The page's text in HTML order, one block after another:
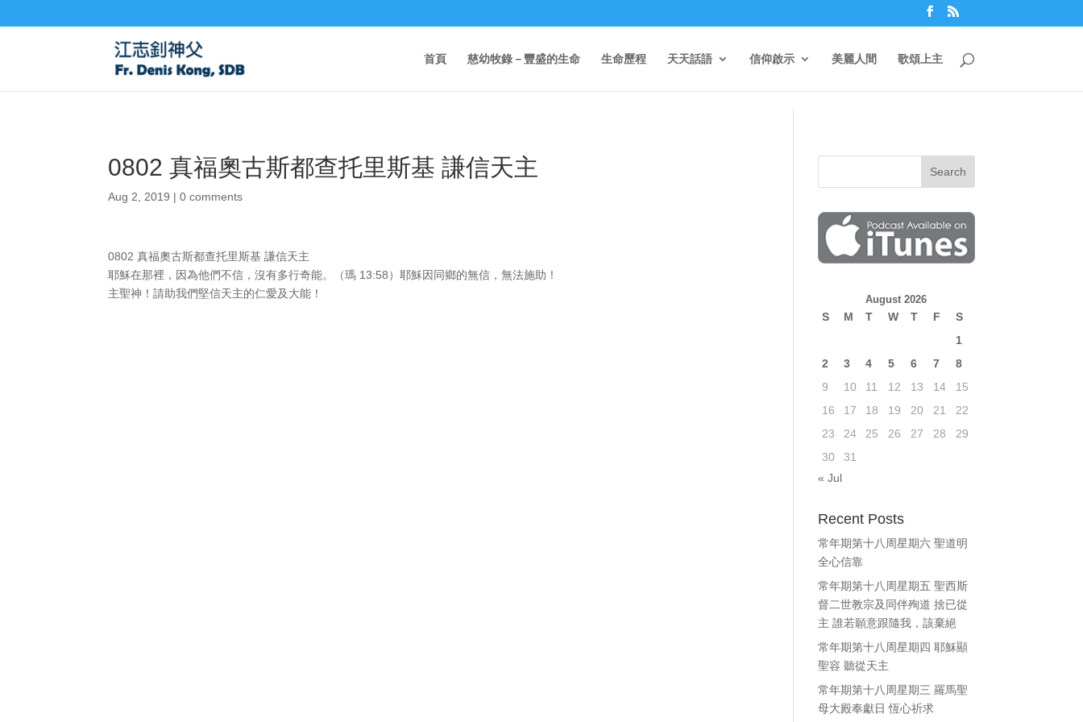
首頁 慈幼牧錄－豐盛的生命 生命歷程 天天話語 信仰啟示 美麗人間 歌頌上主
0802 真福奧古斯都查托里斯基 謙信天主
Aug 2, 2019 |0 comments
0802 真福奧古斯都查托里斯基 謙信天主
耶穌在那裡，因為他們不信，沒有多行奇能。（瑪 13:58）耶穌因同鄉的無信，無法施助！
主聖神！請助我們堅信天主的仁愛及大能！
August 2026
S M T W T F
S
1
2
3 4 5 6 7
8
9
10 11 12 13 14
15
16
17 18 19 20 21
22
23
24 25 26 27 28
29
30
31
« Jul
Recent Posts
常年期第十八周星期六 聖道明
全心信靠
常年期第十八周星期五 聖西斯
督二世教宗及同伴殉道 捨已從
主 誰若願意跟隨我，該棄絕
常年期第十八周星期四 耶穌顯
聖容 聽從天主
常年期第十八周星期三 羅馬聖
母大殿奉獻日 恆心祈求